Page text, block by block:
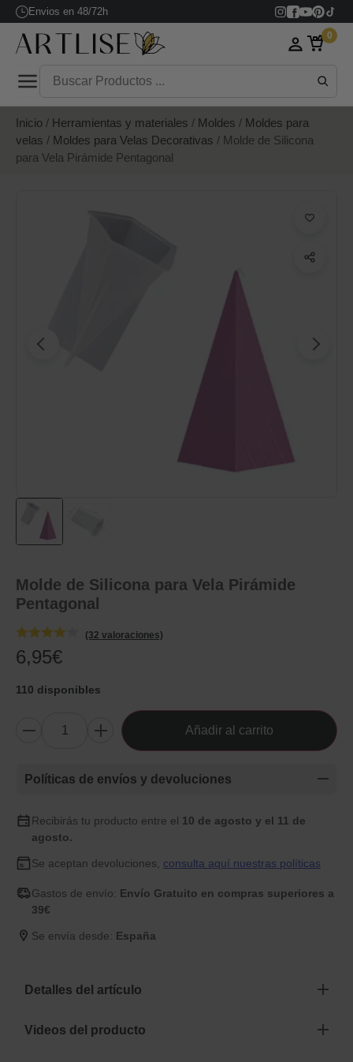
Envios en 48/72h
0
Inicio / Herramientas y materiales / Moldes / Moldes para
velas / Moldes para Velas Decorativas / Molde de Silicona
para Vela Pirámide Pentagonal
Molde de Silicona para Vela Pirámide
Pentagonal
(32 valoraciones)
6,95€
110 disponibles
Añadir al carrito
Políticas de envíos y devoluciones
Recibirás tu producto entre el 10 de agosto y el 11 de
agosto.
Se aceptan devoluciones, consulta aquí nuestras políticas
Gastos de envío: Envío Gratuito en compras superiores a
39€
Se envía desde: España
Detalles del artículo
Videos del producto